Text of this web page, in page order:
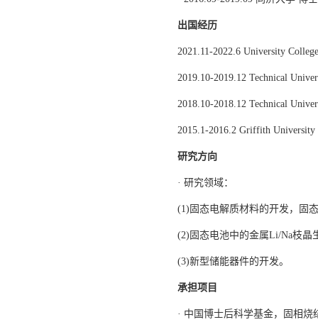
出国经历
2021.11-2022.6 University
2019.10-2019.12 Technical
2018.10-2018.12 Technical
2015.1-2016.2 Griffith
研究方向
· 研究领域：
(1)固态电解质材料的开发，固
(2)固态电池中的金属Li/Na枝晶
(3)新型储能器件的开发。
承担项目
· 中国博士后科学基金，固相烧